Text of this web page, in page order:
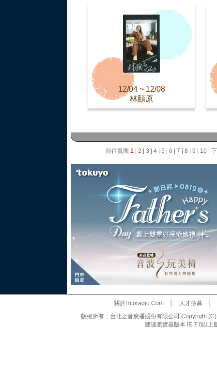
12/04 ~ 12/08
林頤原
前往頁面 1| 2 3 4| 5 6 7 8 9 10|
關於Hitoradio.Com│ 人才招募
版權所有，台北之音廣播股份有限公司 Copyright
建議瀏覽器版本 IE 7.0以上